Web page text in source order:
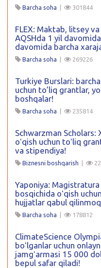
Barcha soha | 301844
FLEX: Maktab, litsey
AQSHda 1 yil
davomida barcha
Barcha soha | 269226
Turkiye Burslari:
uchun to’liq grantlar,
boshqalar!
Barcha soha | 235814
Schwarzman
oʻqish uchun toʻliq
va stipendiya!
Biznesni boshqarish |
Yaponiya:
bosqichida oʻqish
hujjatlar qabul
Barcha soha | 178812
ClimateScience
boʻlganlar uchun
jamgʻarmasi 15 000
bepul safar qiladi!